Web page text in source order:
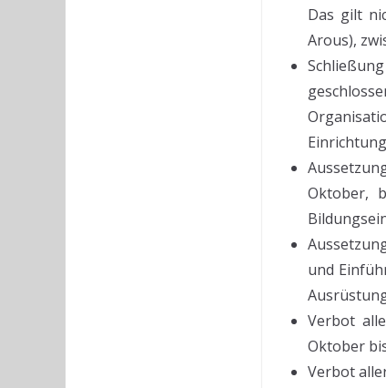
Das gilt
Arous),
Oktober,
und
Verbot
Oktober
Verbot